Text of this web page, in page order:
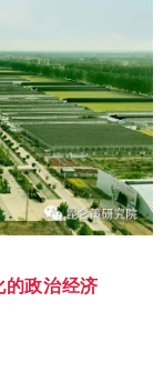
的政治经济